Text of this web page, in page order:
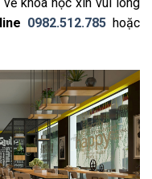
0982.512.785 hoặc